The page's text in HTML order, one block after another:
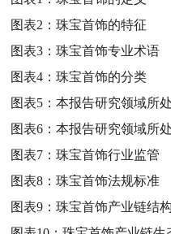
图表2：珠宝首饰的特征
图表3：珠宝首饰专业术语
图表4：珠宝首饰的分类
图表5：本报告研究领域所
图表6：本报告研究领域所
图表7：珠宝首饰行业监管
图表8：珠宝首饰法规标准
图表9：珠宝首饰产业链结